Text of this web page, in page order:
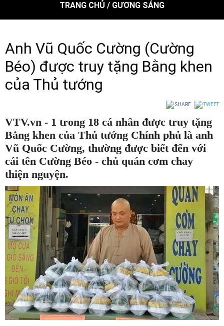
TRANG CHỦ / GƯƠNG SÁNG
Anh Vũ Quốc Cường (Cường
Béo) được truy tặng Bằng khen
của Thủ tướng
SHARE TWEET
VTV.vn - 1 trong 18 cá nhân được truy tặng
Bằng khen của Thủ tướng Chính phủ là anh
Vũ Quốc Cường, thường được biết đến với
cái tên Cường Béo - chủ quán cơm chay
thiện nguyện.